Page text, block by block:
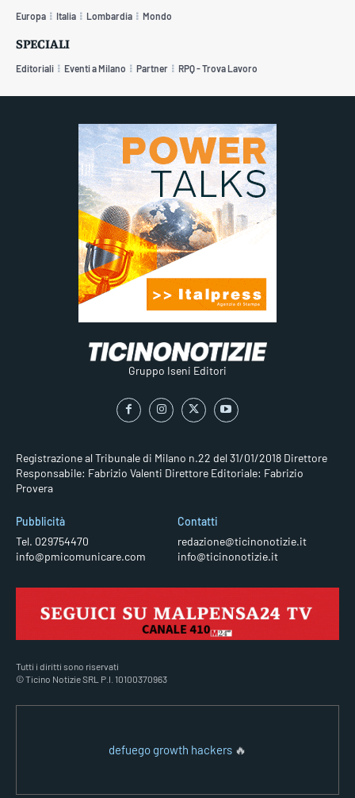
Europa Italia Lombardia Mondo
SPECIALI
Editoriali Eventi a Milano Partner RPQ - Trova Lavoro
Gruppo Iseni Editori
Registrazione al Tribunale di Milano n.22 del 31/01/2018 Direttore
Responsabile: Fabrizio Valenti Direttore Editoriale: Fabrizio
Provera
Pubblicità
Tel. 029754470
info@pmicomunicare.com
Contatti
redazione@ticinonotizie.it
info@ticinonotizie.it
Tutti i diritti sono riservati
© Ticino Notizie SRL P.I. 10100370963
defuego growth hackers 🔥